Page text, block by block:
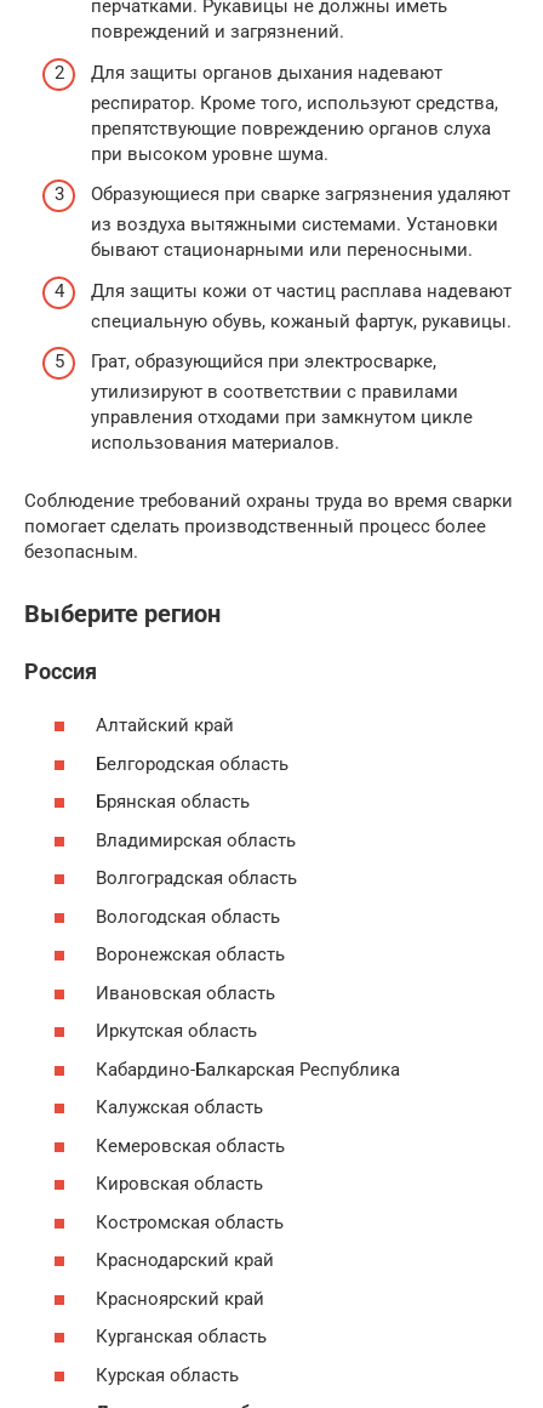
перчатками. Рукавицы не должны иметь
повреждений и загрязнений.
Для защиты органов дыхания надевают
респиратор. Кроме того, используют средства,
препятствующие повреждению органов слуха
при высоком уровне шума.
Образующиеся при сварке загрязнения удаляют
из воздуха вытяжными системами. Установки
бывают стационарными или переносными.
Для защиты кожи от частиц расплава надевают
специальную обувь, кожаный фартук, рукавицы.
Грат, образующийся при электросварке,
утилизируют в соответствии с правилами
управления отходами при замкнутом цикле
использования материалов.
Соблюдение требований охраны труда во время сварки
помогает сделать производственный процесс более
безопасным.
Выберите регион
Россия
Алтайский край
Белгородская область
Брянская область
Владимирская область
Волгоградская область
Вологодская область
Воронежская область
Ивановская область
Иркутская область
Кабардино-Балкарская Республика
Калужская область
Кемеровская область
Кировская область
Костромская область
Краснодарский край
Красноярский край
Курганская область
Курская область